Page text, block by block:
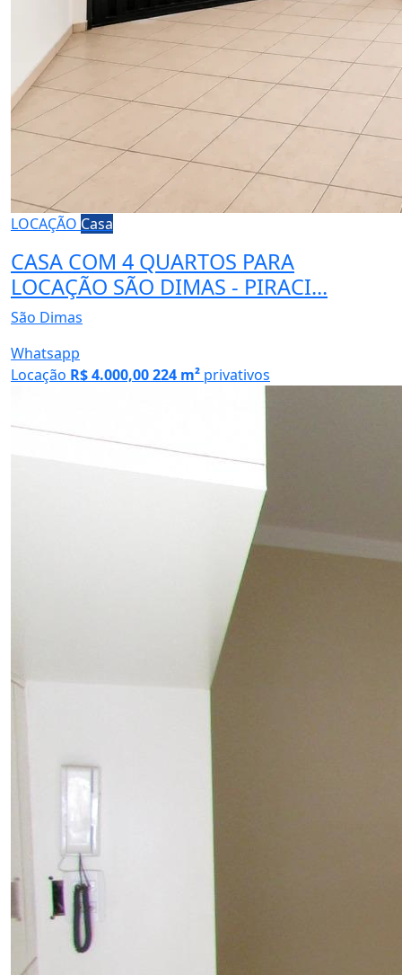
LOCAÇÃO Casa
CASA COM 4 QUARTOS PARA
LOCAÇÃO SÃO DIMAS - PIRACI...
São Dimas
Whatsapp
Locação R$ 4.000,00224 m² privativos